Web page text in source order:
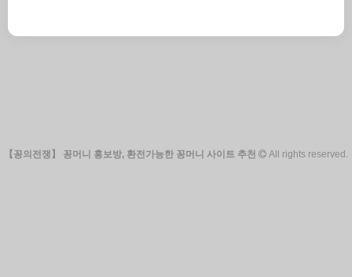
【꽁의전쟁】 꽁머니 홍보방, 환전가능한 꽁머니 사이트 추천 All rights reserved.